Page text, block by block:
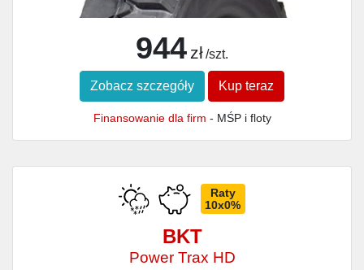
944 zł /szt.
Zobacz szczegóły Kup teraz
Finansowanie dla firm - MŚP i floty
Raty
10x0%
BKT
Power Trax HD